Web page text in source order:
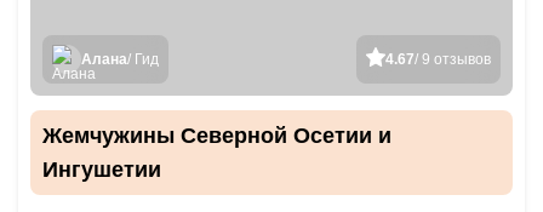
4.67/ 9 отзывов
Алана/ Гид
Жемчужины Северной Осетии и
Ингушетии